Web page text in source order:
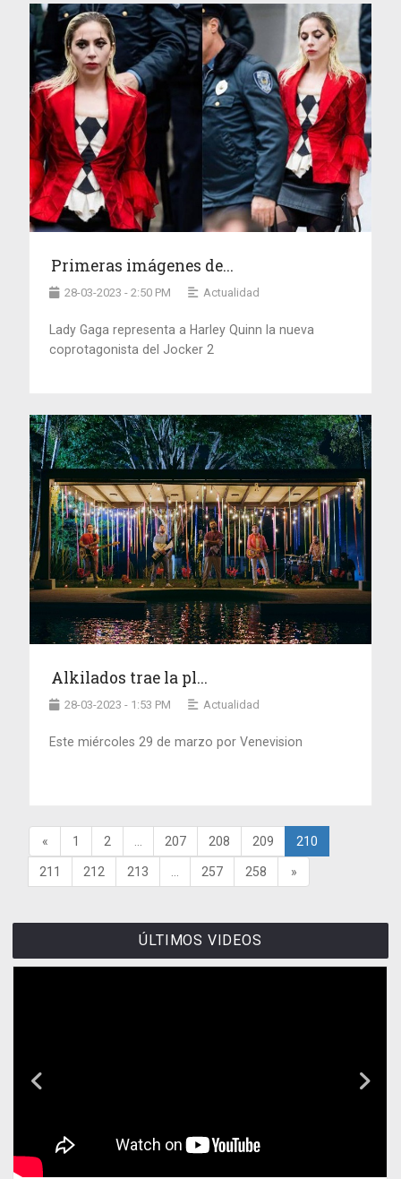
Primeras imágenes de...
28-03-2023 - 2:50 PM Actualidad
Lady Gaga representa a Harley Quinn la nueva
coprotagonista del Jocker 2
Alkilados trae la pl...
28-03-2023 - 1:53 PM Actualidad
Este miércoles 29 de marzo por Venevision
« 1 2 207 208 209 210
211 212 213 257 258 »
ÚLTIMOS VIDEOS